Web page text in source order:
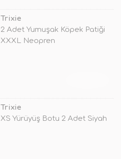
Trixie
2 Adet Yumuşak Köpek Patiği
XXXL Neopren
Trixie
XS Yürüyüş Botu 2 Adet Siyah